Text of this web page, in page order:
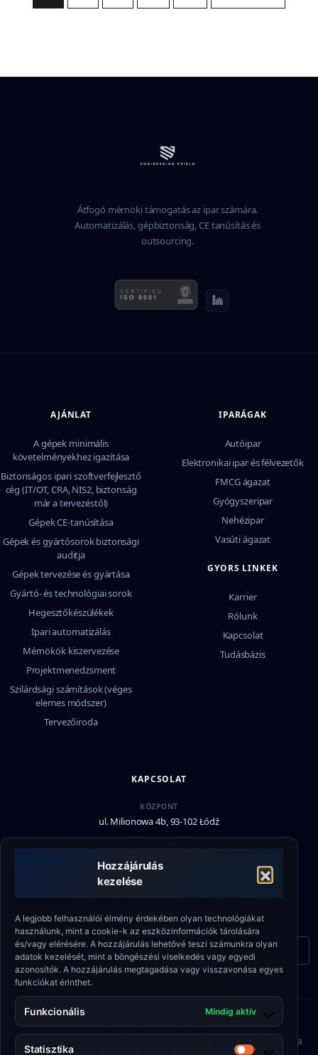
Hozzájárulás
kezelése
A legjobb felhasználói élmény érdekében olyan technológiákat
használunk, mint a cookie-k az eszközinformációk tárolására
és/vagy elérésére. A hozzájárulás lehetővé teszi számunkra olyan
adatok kezelését, mint a böngészési viselkedés vagy egyedi
azonosítók. A hozzájárulás megtagadása vagy visszavonása egyes
funkciókat érinthet.
Funkcionális Mindig aktív
Statisztika
Átfogó mérnöki támogatás az ipar számára.
Automatizálás, gépbiztonság, CE tanúsítás és
outsourcing.
AJÁNLAT
A gépek minimális
követelményekhez igazítása
Biztonságos ipari szoftverfejlesztő
cég (IT/OT, CRA, NIS2, biztonság
már a tervezéstől)
Gépek CE-tanúsítása
Gépek és gyártósorok biztonsági
auditja
Gépek tervezése és gyártása
Gyártó- és technológiai sorok
Hegesztőkészülékek
Ipari automatizálás
Mérnökök kiszervezése
Projektmenedzsment
Szilárdsági számítások (véges
elemes módszer)
Tervezőiroda
IPARÁGAK
Autóipar
Elektronikai ipar és félvezetők
FMCG ágazat
Gyógyszeripar
Nehézipar
Vasúti ágazat
GYORS LINKEK
Karrier
Rólunk
Kapcsolat
Tudásbázis
KAPCSOLAT
KÖZPONT
ul. Milionowa 4b, 93-102 Łódź
+48 790 336 664
Kapcsolatfelvételi űrlap
© 2026 Engineering Shield Sp. z o.o.
Minőségpolitika